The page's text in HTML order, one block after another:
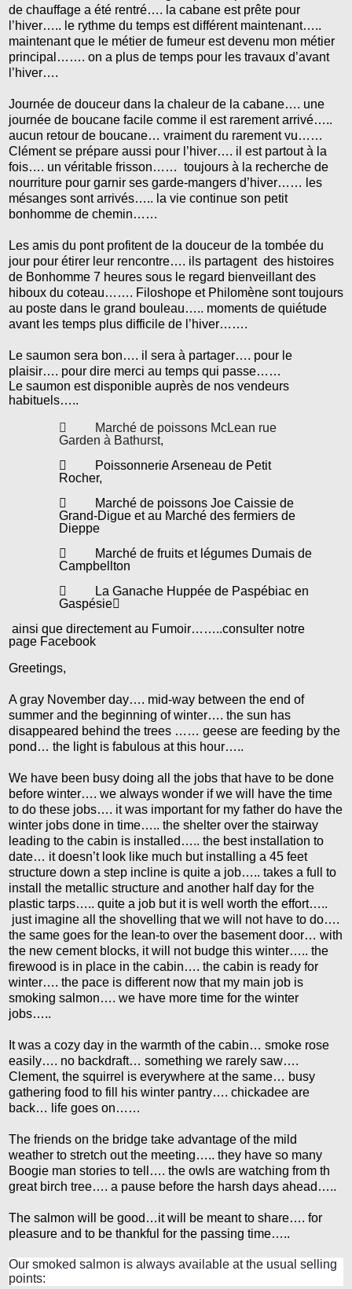
de chauffage a été rentré…. la cabane est prête pour
l’hiver….. le rythme du temps est différent maintenant…..
maintenant que le métier de fumeur est devenu mon métier
principal……. on a plus de temps pour les travaux d’avant
l’hiver….
Journée de douceur dans la chaleur de la cabane…. une
journée de boucane facile comme il est rarement arrivé…..
aucun retour de boucane… vraiment du rarement vu……
Clément se prépare aussi pour l’hiver…. il est partout à la
fois…. un véritable frisson…… toujours à la recherche de
nourriture pour garnir ses garde-mangers d’hiver…… les
mésanges sont arrivés….. la vie continue son petit
bonhomme de chemin……
Les amis du pont profitent de la douceur de la tombée du
jour pour étirer leur rencontre…. ils partagent des histoires
de Bonhomme 7 heures sous le regard bienveillant des
hiboux du coteau……. Filoshope et Philomène sont toujours
au poste dans le grand bouleau….. moments de quiétude
avant les temps plus difficile de l’hiver…….
Le saumon sera bon…. il sera à partager…. pour le
plaisir…. pour dire merci au temps qui passe……
Le saumon est disponible auprès de nos vendeurs
habituels…..

Marché de poissons McLean rue
Garden à Bathurst,

Poissonnerie Arseneau de Petit
Rocher,

Marché de poissons Joe Caissie de
Grand-Digue et au Marché des fermiers de
Dieppe

Marché de fruits et légumes Dumais de
Campbellton

La Ganache Huppée de Paspébiac en
Gaspésie
ainsi que directement au Fumoir……..consulter notre
page Facebook
Greetings,
A gray November day…. mid-way between the end of
summer and the beginning of winter…. the sun has
disappeared behind the trees …… geese are feeding by the
pond… the light is fabulous at this hour…..
We have been busy doing all the jobs that have to be done
before winter…. we always wonder if we will have the time
to do these jobs…. it was important for my father do have the
winter jobs done in time….. the shelter over the stairway
leading to the cabin is installed….. the best installation to
date… it doesn’t look like much but installing a 45 feet
structure down a step incline is quite a job….. takes a full to
install the metallic structure and another half day for the
plastic tarps….. quite a job but it is well worth the effort…..
just imagine all the shovelling that we will not have to do….
the same goes for the lean-to over the basement door… with
the new cement blocks, it will not budge this winter….. the
firewood is in place in the cabin…. the cabin is ready for
winter…. the pace is different now that my main job is
smoking salmon…. we have more time for the winter
jobs…..
It was a cozy day in the warmth of the cabin… smoke rose
easily…. no backdraft… something we rarely saw….
Clement, the squirrel is everywhere at the same… busy
gathering food to fill his winter pantry…. chickadee are
back… life goes on……
The friends on the bridge take advantage of the mild
weather to stretch out the meeting….. they have so many
Boogie man stories to tell…. the owls are watching from th
great birch tree…. a pause before the harsh days ahead…..
The salmon will be good…it will be meant to share…. for
pleasure and to be thankful for the passing time…..
Our smoked salmon is always available at the usual selling
points: